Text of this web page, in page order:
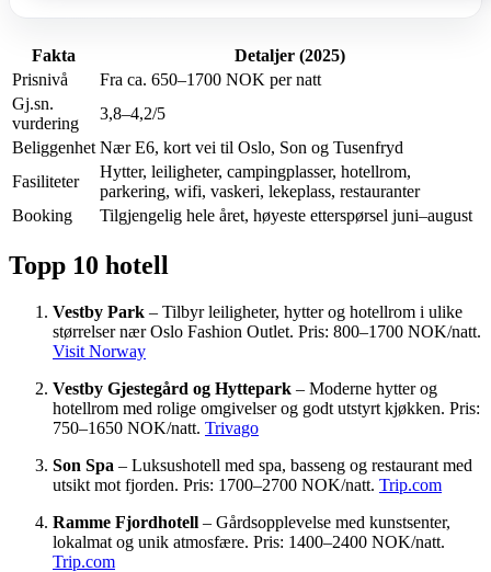
Fakta
Detaljer (2025)
Prisnivå
Fra ca. 650–1700 NOK per natt
Gj.sn.
vurdering
3,8–4,2/5
Beliggenhet Nær E6, kort vei til Oslo, Son og Tusenfryd
Fasiliteter
Hytter, leiligheter, campingplasser, hotellrom,
parkering, wifi, vaskeri, lekeplass, restauranter
Booking
Tilgjengelig hele året, høyeste etterspørsel juni–august
Topp 10 hotell
Vestby Park – Tilbyr leiligheter, hytter og hotellrom i ulike
størrelser nær Oslo Fashion Outlet. Pris: 800–1700 NOK/natt.
Visit Norway
Vestby Gjestegård og Hyttepark – Moderne hytter og
hotellrom med rolige omgivelser og godt utstyrt kjøkken. Pris:
750–1650 NOK/natt. Trivago
Son Spa – Luksushotell med spa, basseng og restaurant med
utsikt mot fjorden. Pris: 1700–2700 NOK/natt. Trip.com
Ramme Fjordhotell – Gårdsopplevelse med kunstsenter,
lokalmat og unik atmosfære. Pris: 1400–2400 NOK/natt.
Trip.com